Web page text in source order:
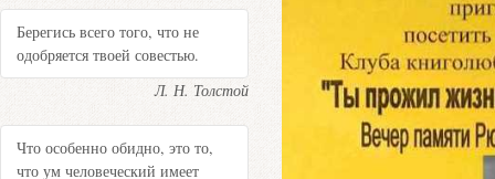
Берегись всего того, что не
одобряется твоей совестью.
Л. Н. Толстой
Что особенно обидно, это то,
что ум человеческий имеет